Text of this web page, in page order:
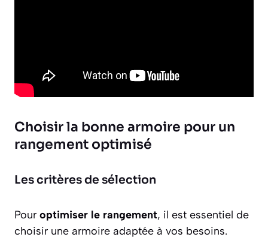
Choisir la bonne armoire pour un
rangement optimisé
Les critères de sélection
Pour optimiser le rangement, il est essentiel de
choisir une armoire adaptée à vos besoins.